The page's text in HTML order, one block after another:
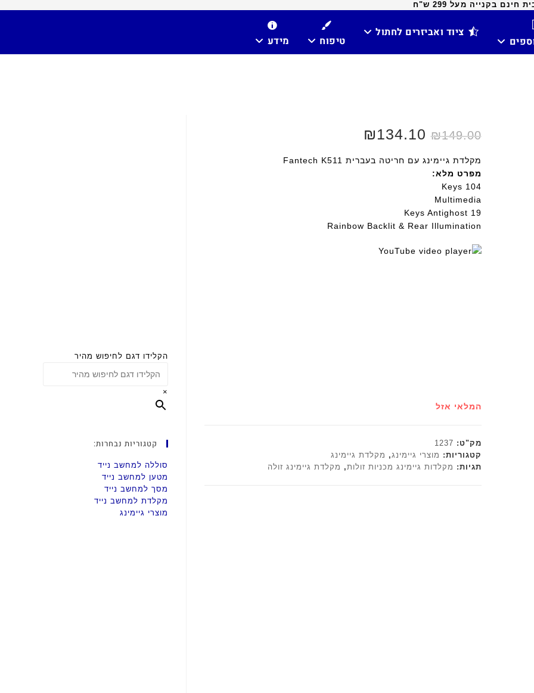
בקנייה מעל 299 ש"ח
ציוד ואביזרים לחתול
טיפוח מידע
₪149.00
₪134.10
מקלדת גיימינג עם חריטה בעברית Fantech K511
מפרט מלא:
104 Keys
Multimedia
19 Keys Antighost
Rainbow Backlit & Rear Illumination
המלאי אזל
מק"ט: 1237
קטגוריות: מוצרי גיימינג, מקלדת גיימינג
תגיות: מקלדות גיימינג מכניות זולות, מקלדת גיימינג זולה
הקלידו דגם לחיפוש מהיר
×
קטגוריות נבחרות:
סוללה למחשב נייד
מטען למחשב נייד
מסך למחשב נייד
מקלדת למחשב נייד
מוצרי גיימינג